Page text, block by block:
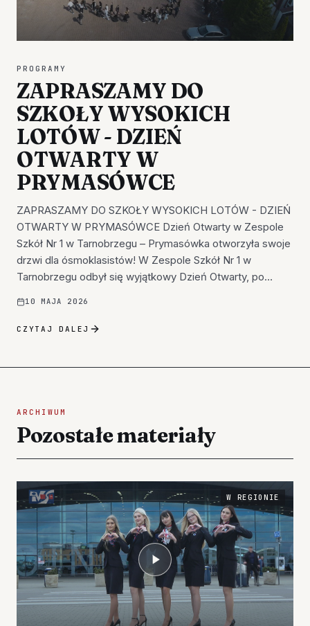
PROGRAMY
ZAPRASZAMY DO
SZKOŁY WYSOKICH
LOTÓW - DZIEŃ
OTWARTY W
PRYMASÓWCE
ZAPRASZAMY DO SZKOŁY WYSOKICH LOTÓW - DZIEŃ
OTWARTY W PRYMASÓWCE Dzień Otwarty w Zespole
Szkół Nr 1 w Tarnobrzegu – Prymasówka otworzyła swoje
drzwi dla ósmoklasistów! W Zespole Szkół Nr 1 w
Tarnobrzegu odbył się wyjątkowy Dzień Otwarty, po…
10 MAJA 2026
CZYTAJ DALEJ
ARCHIWUM
Pozostałe materiały
W REGIONIE